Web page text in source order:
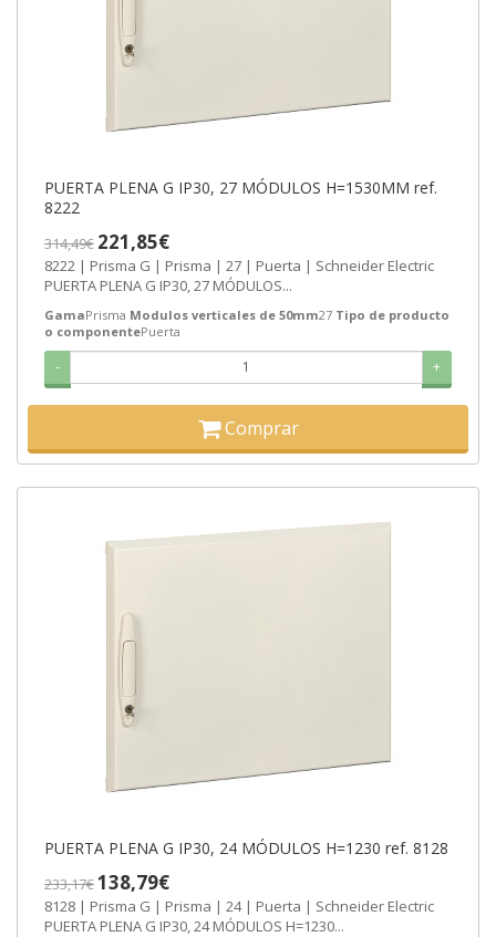
PUERTA PLENA G IP30, 27 MÓDULOS H=1530MM ref.
8222
314,49€ 221,85€
8222 | Prisma G | Prisma | 27 | Puerta | Schneider Electric
PUERTA PLENA G IP30, 27 MÓDULOS...
GamaPrisma Modulos verticales de 50mm27 Tipo de producto
o componentePuerta
- +
Comprar
PUERTA PLENA G IP30, 24 MÓDULOS H=1230 ref. 8128
233,17€138,79€
8128 | Prisma G | Prisma | 24 | Puerta | Schneider Electric
PUERTA PLENA G IP30, 24 MÓDULOS H=1230...